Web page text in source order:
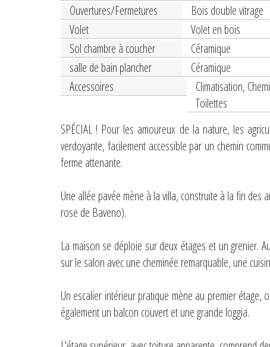
Ouvertures/Fermetures
Bois double vitrage
Volet
Volet en bois
Sol chambre à coucher
Céramique
salle de bain plancher
Céramique
Accessoires
Climatisation,
Toilettes
SPÉCIAL ! Pour les amoureux de la nature, les
verdoyante, facilement accessible par un chemin
ferme attenante.
Une allée pavée mène à la villa, construite à la fin
rose de Baveno).
La maison se déploie sur deux étages et un grenier.
sur le salon avec une cheminée remarquable, une
Un escalier intérieur pratique mène au premier
également un balcon couvert et une grande loggia.